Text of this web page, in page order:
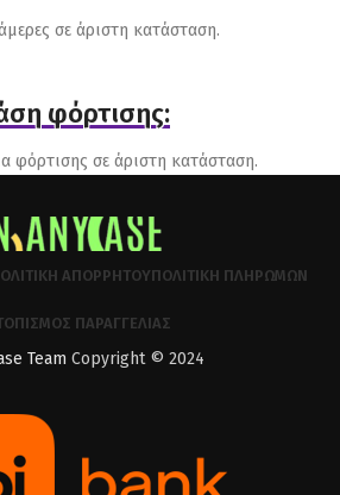
σε άριστη κατάσταση.
φόρτισης:
φόρτισης σε άριστη κατάσταση.
ΑΠΟΡΡΉΤΟΥΠΟΛΙΤΙΚΉ ΠΛΗΡΩΜΏΝ
ΠΑΡΑΓΓΕΛΊΑΣ
Team Copyright © 2024